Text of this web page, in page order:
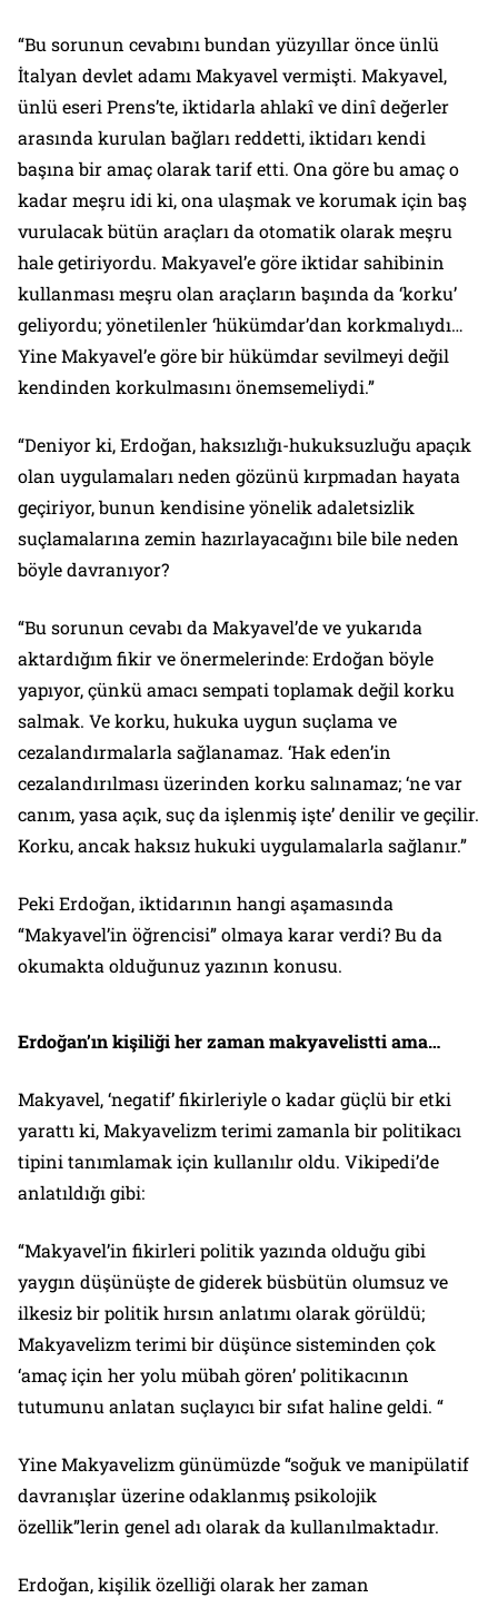
“Bu sorunun cevabını bundan yüzyıllar önce ünlü
İtalyan devlet adamı Makyavel vermişti. Makyavel,
ünlü eseri Prens’te, iktidarla ahlakî ve dinî değerler
arasında kurulan bağları reddetti, iktidarı kendi
başına bir amaç olarak tarif etti. Ona göre bu amaç o
kadar meşru idi ki, ona ulaşmak ve korumak için baş
vurulacak bütün araçları da otomatik olarak meşru
hale getiriyordu. Makyavel’e göre iktidar sahibinin
kullanması meşru olan araçların başında da ‘korku’
geliyordu; yönetilenler ‘hükümdar’dan korkmalıydı…
Yine Makyavel’e göre bir hükümdar sevilmeyi değil
kendinden korkulmasını önemsemeliydi.”
“Deniyor ki, Erdoğan, haksızlığı-hukuksuzluğu apaçık
olan uygulamaları neden gözünü kırpmadan hayata
geçiriyor, bunun kendisine yönelik adaletsizlik
suçlamalarına zemin hazırlayacağını bile bile neden
böyle davranıyor?
“Bu sorunun cevabı da Makyavel’de ve yukarıda
aktardığım fikir ve önermelerinde: Erdoğan böyle
yapıyor, çünkü amacı sempati toplamak değil korku
salmak. Ve korku, hukuka uygun suçlama ve
cezalandırmalarla sağlanamaz. ‘Hak eden’in
cezalandırılması üzerinden korku salınamaz; ‘ne var
canım, yasa açık, suç da işlenmiş işte’ denilir ve geçilir.
Korku, ancak haksız hukuki uygulamalarla sağlanır.”
Peki Erdoğan, iktidarının hangi aşamasında
“Makyavel’in öğrencisi” olmaya karar verdi? Bu da
okumakta olduğunuz yazının konusu.
Erdoğan’ın kişiliği her zaman makyavelistti ama…
Makyavel, ‘negatif’ fikirleriyle o kadar güçlü bir etki
yarattı ki, Makyavelizm terimi zamanla bir politikacı
tipini tanımlamak için kullanılır oldu. Vikipedi’de
anlatıldığı gibi:
“Makyavel’in fikirleri politik yazında olduğu gibi
yaygın düşünüşte de giderek büsbütün olumsuz ve
ilkesiz bir politik hırsın anlatımı olarak görüldü;
Makyavelizm terimi bir düşünce sisteminden çok
‘amaç için her yolu mübah gören’ politikacının
tutumunu anlatan suçlayıcı bir sıfat haline geldi. “
Yine Makyavelizm günümüzde “soğuk ve manipülatif
davranışlar üzerine odaklanmış psikolojik
özellik”lerin genel adı olarak da kullanılmaktadır.
Erdoğan, kişilik özelliği olarak her zaman